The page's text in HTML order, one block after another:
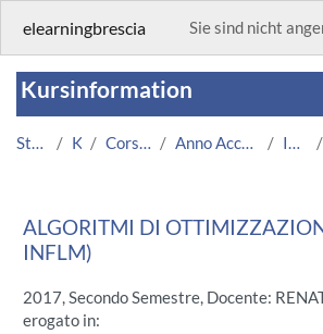
elearningbrescia Sie sind nicht
Kursinformation
Startseite Kurse Corsi Istituzionali Anno Accademico 2017/2018 Ingegneria
ALGORITMI DI
INFLM)
2017, Secondo Semestre, Docente:
erogato in: